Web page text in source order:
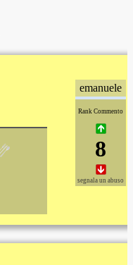
emanuele
Rank Commento
8
segnala un abuso